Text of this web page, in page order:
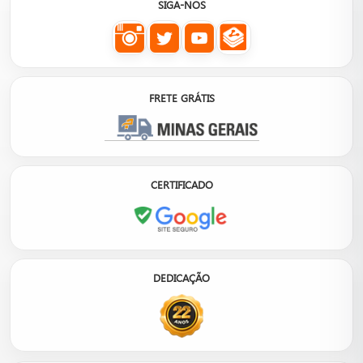
SIGA-NOS
FRETE GRÁTIS
CERTIFICADO
DEDICAÇÃO